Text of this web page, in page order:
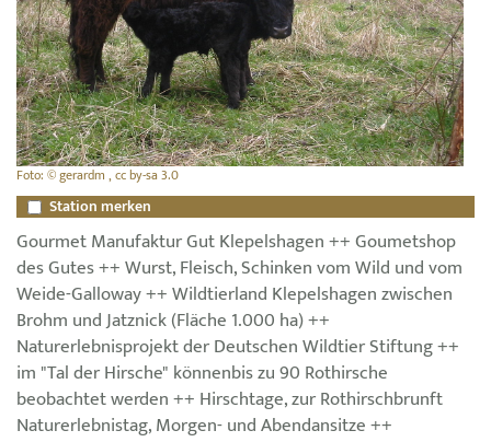
Foto: © gerardm , cc by-sa 3.0
Station merken
Gourmet Manufaktur Gut Klepelshagen ++ Goumetshop
des Gutes ++ Wurst, Fleisch, Schinken vom Wild und vom
Weide-Galloway ++ Wildtierland Klepelshagen zwischen
Brohm und Jatznick (Fläche 1.000 ha) ++
Naturerlebnisprojekt der Deutschen Wildtier Stiftung ++
im "Tal der Hirsche" könnenbis zu 90 Rothirsche
beobachtet werden ++ Hirschtage, zur Rothirschbrunft
Naturerlebnistag, Morgen- und Abendansitze ++